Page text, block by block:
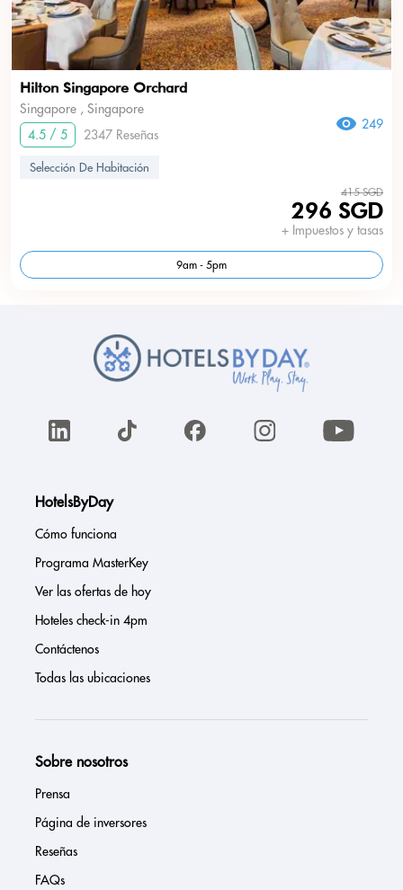
Hilton Singapore Orchard
Singapore , Singapore
4.5 / 5
2347 Reseñas
249
Selección De Habitación
415 SGD
296 SGD
+ Impuestos y tasas
9am - 5pm
HotelsByDay
Cómo funciona
Programa MasterKey
Ver las ofertas de hoy
Hoteles check-in 4pm
Contáctenos
Todas las ubicaciones
Sobre nosotros
Prensa
Página de inversores
Reseñas
FAQs